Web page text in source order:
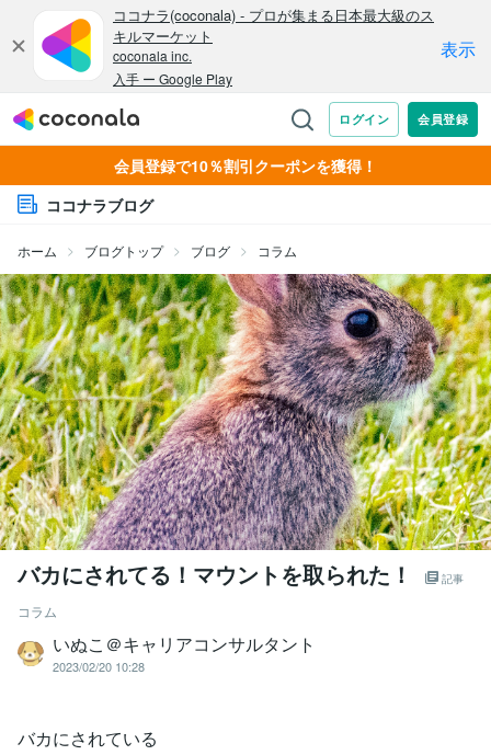
会員登録で10％割引クーポンを獲得！
ココナラブログ
ホーム ブログトップ ブログ コラム
バカにされてる！マウントを取られた！ 記事
コラム
いぬこ＠キャリアコンサルタント
2023/02/20 10:28
バカにされている